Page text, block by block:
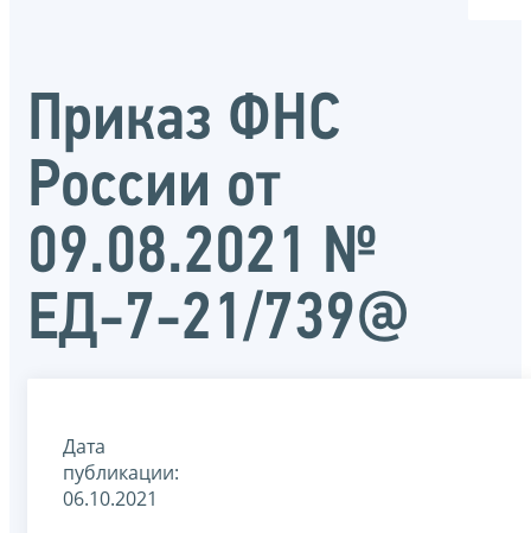
Приказ ФНС
России от
09.08.2021 №
ЕД-7-21/739@
Дата
публикации:
06.10.2021